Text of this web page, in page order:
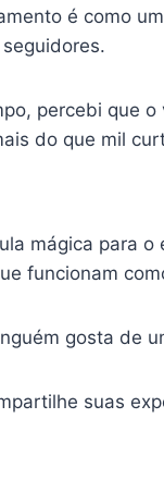
é como
percebi que
do que mil
mágica para o
funcionam
gosta de
suas